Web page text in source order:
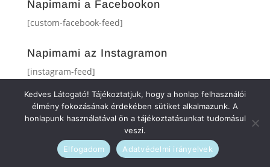
Napimami a Facebookon
[custom-facebook-feed]
Napimami az Instagramon
[instagram-feed]
Kedves Látogató! Tájékoztatjuk, hogy a honlap felhasználói
élmény fokozásának érdekében sütiket alkalmazunk. A
honlapunk használatával ön a tájékoztatásunkat tudomásul
veszi.
Elfogadom
Adatvédelmi irányelvek